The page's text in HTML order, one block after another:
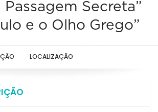
Passagem Secreta”
e o Olho Grego”
LOCALIZAÇÃO